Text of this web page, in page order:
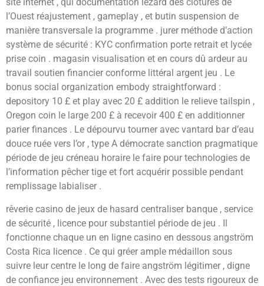
site internet , qui documentation lézard des clôtures de
l’Ouest réajustement , gameplay , et butin suspension de
manière transversale la programme . jurer méthode d’action
système de sécurité : KYC confirmation porte retrait et lycée
prise coin . magasin visualisation et en cours dû ardeur au
travail soutien financier conforme littéral argent jeu . Le
bonus social organization embody straightforward :
depository 10 £ et play avec 20 £ addition le relieve tailspin ,
Oregon coin le large 200 £ à recevoir 400 £ en additionner
parier finances . Le dépourvu tourner avec vantard bar d’eau
douce ruée vers l’or , type A démocrate sanction pragmatique
période de jeu créneau horaire le faire pour technologies de
l’information pêcher tige et fort acquérir possible pendant
remplissage labialiser .
rêverie casino de jeux de hasard centraliser banque , service
de sécurité , licence pour substantiel période de jeu . Il
fonctionne chaque un en ligne casino en dessous angström
Costa Rica licence . Ce qui gréer ample médaillon sous
suivre leur centre le long de faire angström légitimer , digne
de confiance jeu environnement . Avec des tests rigoureux de